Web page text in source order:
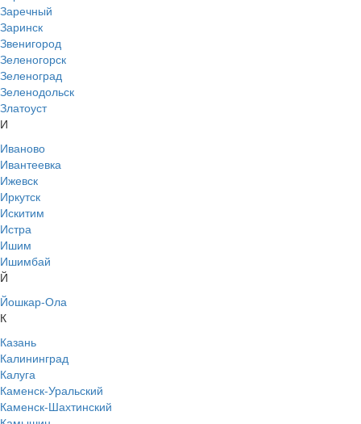
Заречный
Заринск
Звенигород
Зеленогорск
Зеленоград
Зеленодольск
Златоуст
И
Иваново
Ивантеевка
Ижевск
Иркутск
Искитим
Истра
Ишим
Ишимбай
Й
Йошкар-Ола
К
Казань
Калининград
Калуга
Каменск-Уральский
Каменск-Шахтинский